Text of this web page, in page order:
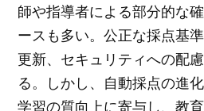
師や指導者による部分的な
ースも多い。公正な採点基
更新、セキュリティへの配
る。しかし、自動採点の進
学習の質向上に寄与し、教